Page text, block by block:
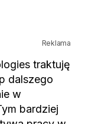
Reklama
traktuję
dalszego
w
bardziej